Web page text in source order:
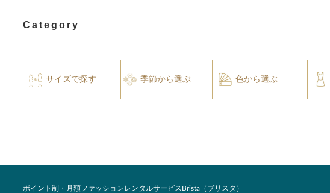
Category
サイズで探す 季節から選ぶ 色から選ぶ
ポイント制・月額ファッションレンタルサービスBrista（ブリスタ）